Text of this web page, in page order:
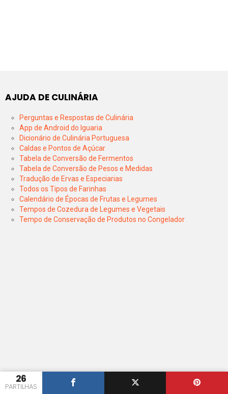
26
PARTILHAS
AJUDA DE CULINÁRIA
Perguntas e Respostas de Culinária
App de Android do Iguaria
Dicionário de Culinária Portuguesa
Caldas e Pontos de Açúcar
Tabela de Conversão de Fermentos
Tabela de Conversão de Pesos e Medidas
Tradução de Ervas e Especiarias
Todos os Tipos de Farinhas
Calendário de Épocas de Frutas e Legumes
Tempos de Cozedura de Legumes e Vegetais
Tempo de Conservação de Produtos no Congelador